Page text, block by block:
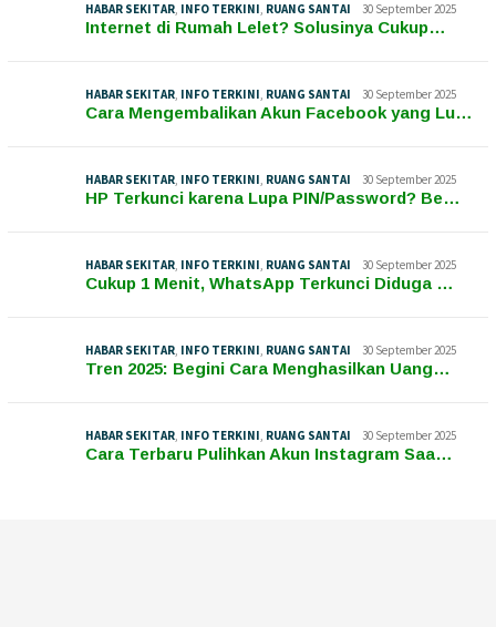
HABAR SEKITAR, INFO TERKINI, RUANG SANTAI 30 September 2025
Internet di Rumah Lelet? Solusinya Cukup…
HABAR SEKITAR, INFO TERKINI, RUANG SANTAI 30 September 2025
Cara Mengembalikan Akun Facebook yang Lu…
HABAR SEKITAR, INFO TERKINI, RUANG SANTAI 30 September 2025
HP Terkunci karena Lupa PIN/Password? Be…
HABAR SEKITAR, INFO TERKINI, RUANG SANTAI 30 September 2025
Cukup 1 Menit, WhatsApp Terkunci Diduga …
HABAR SEKITAR, INFO TERKINI, RUANG SANTAI 30 September 2025
Tren 2025: Begini Cara Menghasilkan Uang…
HABAR SEKITAR, INFO TERKINI, RUANG SANTAI 30 September 2025
Cara Terbaru Pulihkan Akun Instagram Saa…